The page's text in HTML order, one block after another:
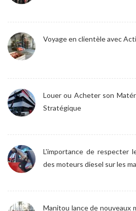
Voyage en clientèle avec
Louer ou Acheter son
Stratégique
L'importance de respecter
des moteurs diesel sur les
Manitou lance de nouveaux